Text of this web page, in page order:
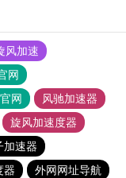
风加速
网
网
风驰加速器
旋风加速度器
加速器
器
外网网址导航